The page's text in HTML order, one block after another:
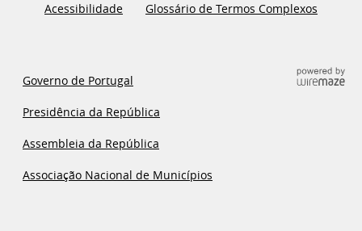
Acessibilidade
Glossário de Termos Complexos
Governo de Portugal
Presidência da República
Assembleia da República
Associação Nacional de Municípios